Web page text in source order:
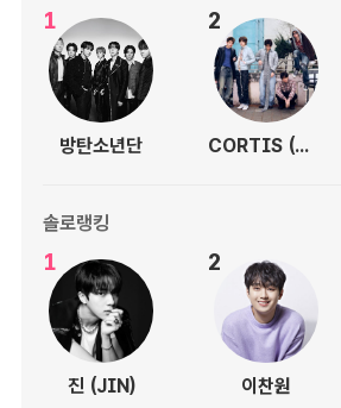
1
방탄소년단
2
CORTIS (코르티스)
솔로랭킹
1
진 (JIN)
2
이찬원